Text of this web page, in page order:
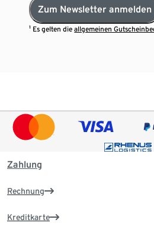
Zum Newsletter anmelden
¹ Es gelten dieallgemeinen
Zahlung
Rechnung
Kreditkarte